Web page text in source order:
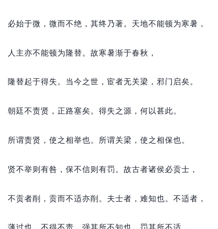
必始于微， 微而不绝， 其终乃著。 天地不能顿为寒暑，
人主亦不能顿为隆替。 故寒暑渐于春秋，
隆替起于得失。 当今之世， 宦者无关梁， 邪门启矣。
朝廷不责贤， 正路塞矣。 得失之源， 何以甚此。
所谓责贤， 使之相举也。 所谓关梁， 使之相保也。
贤不举则有咎， 保不信则有罚。 故古者诸侯必贡士，
不贡者削， 贡而不适亦削。 夫士者， 难知也。 不适者，